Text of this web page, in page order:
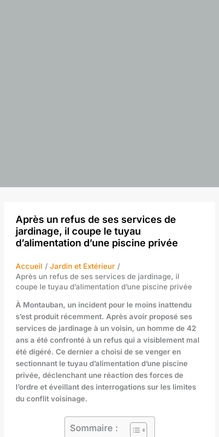
Après un refus de ses services de
jardinage, il coupe le tuyau
d’alimentation d’une piscine privée
Accueil
Jardin et Extérieur
Après un refus de ses services de jardinage, il
coupe le tuyau d’alimentation d’une piscine privée
À Montauban, un incident pour le moins inattendu
s’est produit récemment. Après avoir proposé ses
services de jardinage à un voisin, un homme de 42
ans a été confronté à un refus qui a visiblement mal
été digéré. Ce dernier a choisi de se venger en
sectionnant le tuyau d’alimentation d’une piscine
privée, déclenchant une réaction des forces de
l’ordre et éveillant des interrogations sur les limites
du conflit voisinage.
Sommaire :